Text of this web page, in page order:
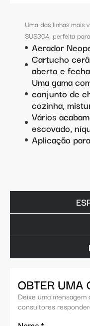
Uma das linhas mais
SUS304, perfeita
Aerador
Cartucho
aberto e
Uma gama
conjunto de
cozinha,
Vários
escovado,
Aplicação
OBTER UMA
Deixe uma
consultores